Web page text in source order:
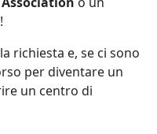
richiesta e, se ci sono
per diventare un
un centro di